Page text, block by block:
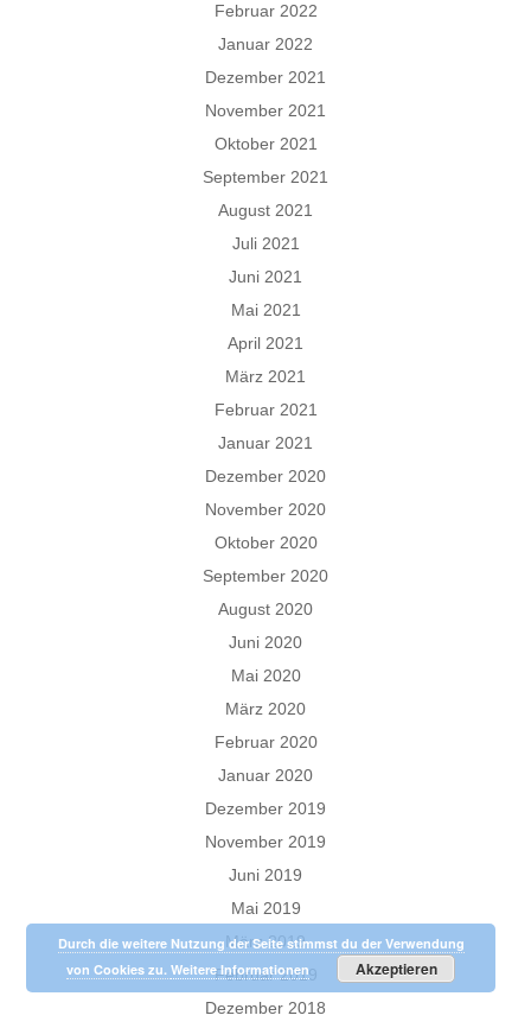
Februar 2022
Januar 2022
Dezember 2021
November 2021
Oktober 2021
September 2021
August 2021
Juli 2021
Juni 2021
Mai 2021
April 2021
März 2021
Februar 2021
Januar 2021
Dezember 2020
November 2020
Oktober 2020
September 2020
August 2020
Juni 2020
Mai 2020
März 2020
Februar 2020
Januar 2020
Dezember 2019
November 2019
Juni 2019
Mai 2019
März 2019
Februar 2019
Dezember 2018
Durch die weitere Nutzung der Seite stimmst du der Verwendung
von Cookies zu.Weitere Informationen Akzeptieren